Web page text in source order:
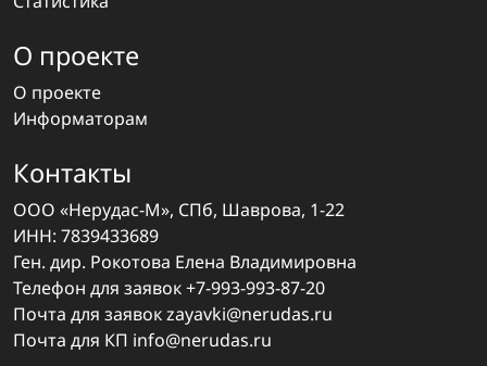
О проекте
О проекте
Информаторам
Контакты
ООО «Нерудас-М», СПб, Шаврова, 1-22
ИНН: 7839433689
Ген. дир. Рокотова Елена Владимировна
Телефон для заявок+7-993-993-87-20
Почта для заявокzayavki@nerudas.ru
Почта для КП info@nerudas.ru